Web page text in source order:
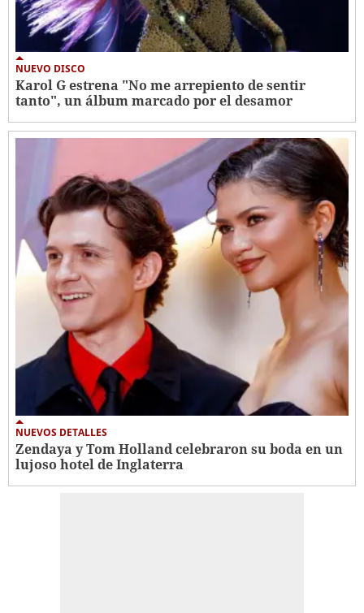
NUEVO DISCO
Karol G estrena "No me arrepiento de sentir
tanto", un álbum marcado por el desamor
NUEVOS DETALLES
Zendaya y Tom Holland celebraron su boda en un
lujoso hotel de Inglaterra